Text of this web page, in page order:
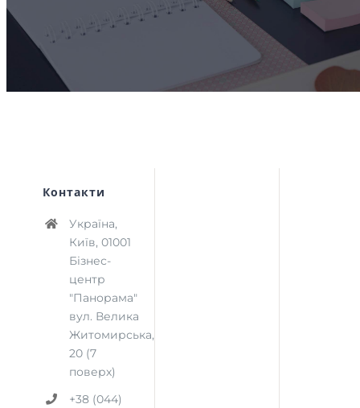
Контакти
Україна,
Київ, 01001
Бізнес-
центр
"Панорама"
вул. Велика
Житомирська,
20 (7
поверх)
+38 (044)